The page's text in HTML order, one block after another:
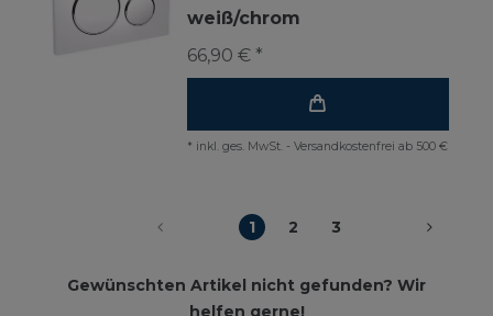
weiß/chrom
66,90 € *
* inkl. ges. MwSt. - Versandkostenfrei ab 500 €
1 2 3
Gewünschten Artikel nicht gefunden? Wir
helfen gerne!